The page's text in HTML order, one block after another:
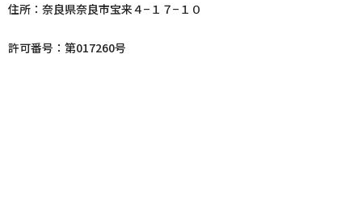
住所：奈良県奈良市宝来４−１７−１０
許可番号：第017260号